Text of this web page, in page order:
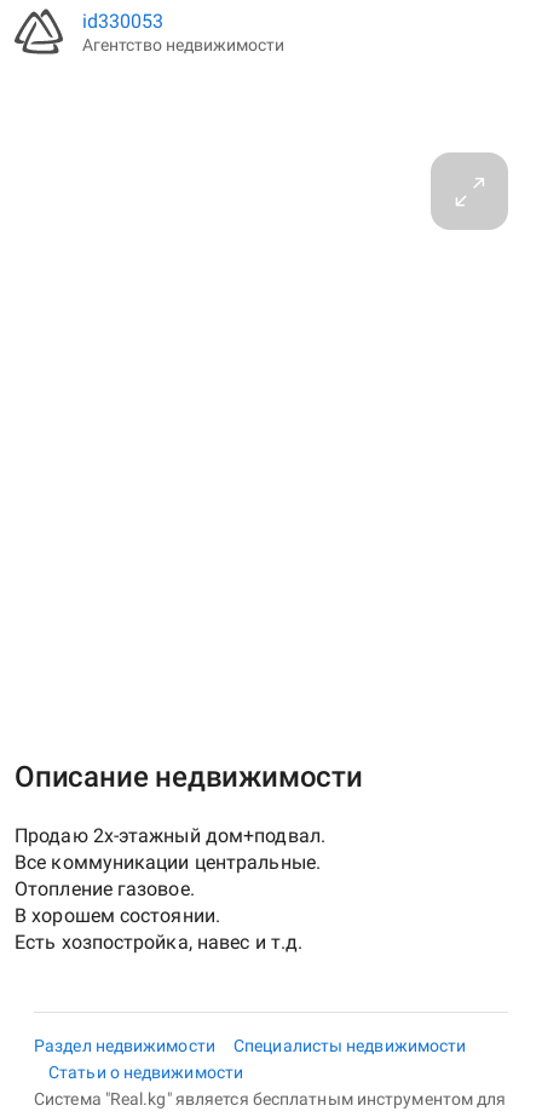
id330053
Агентство недвижимости
Описание недвижимости
Продаю 2х-этажный дом+подвал.
Все коммуникации центральные.
Отопление газовое.
В хорошем состоянии.
Раздел недвижимости
Специалисты недвижимости
Статьи о недвижимости
Система "Real.kg" является бесплатным инструментом для